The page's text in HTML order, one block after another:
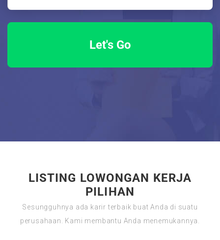
LISTING LOWONGAN KERJA
PILIHAN
Sesungguhnya ada karir terbaik buat Anda di suatu
perusahaan. Kami membantu Anda menemukannya.